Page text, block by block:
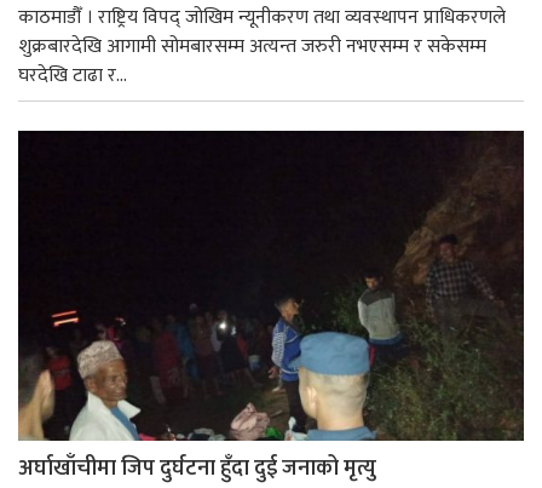
काठमाडौँ । राष्ट्रिय विपद् जोखिम न्यूनीकरण तथा व्यवस्थापन प्राधिकरणले
शुक्रबारदेखि आगामी सोमबारसम्म अत्यन्त जरुरी नभएसम्म र सकेसम्म
घरदेखि टाढा र...
अर्घाखाँचीमा जिप दुर्घटना हुँदा दुई जनाको मृत्यु